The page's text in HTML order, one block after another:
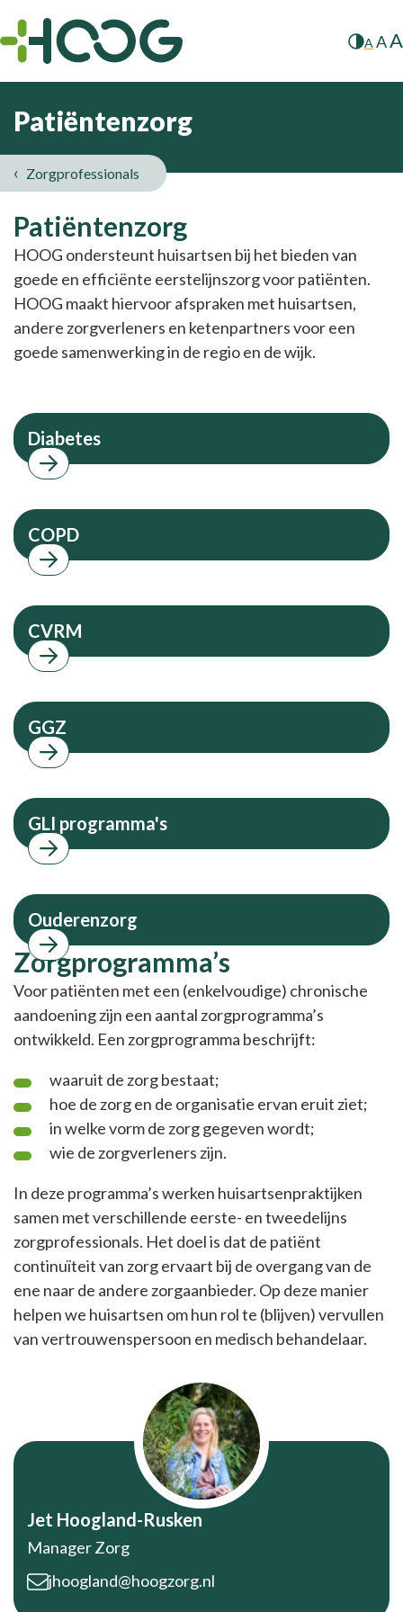
A AA
Patiëntenzorg
Zorgprofessionals
Patiëntenzorg
Patiëntenzorg
HOOG ondersteunt huisartsen bij het bieden van
goede en efficiënte eerstelijnszorg voor patiënten.
HOOG maakt hiervoor afspraken met huisartsen,
andere zorgverleners en ketenpartners voor een
goede samenwerking in de regio en de wijk.
Diabetes
COPD
CVRM
GGZ
GLI programma's
Ouderenzorg
Zorgprogramma’s
Voor patiënten met een (enkelvoudige) chronische
aandoening zijn een aantal zorgprogramma’s
ontwikkeld. Een zorgprogramma beschrijft:
waaruit de zorg bestaat;
hoe de zorg en de organisatie ervan eruit ziet;
in welke vorm de zorg gegeven wordt;
wie de zorgverleners zijn.
In deze programma’s werken huisartsenpraktijken
samen met verschillende eerste- en tweedelijns
zorgprofessionals. Het doel is dat de patiënt
continuïteit van zorg ervaart bij de overgang van de
ene naar de andere zorgaanbieder. Op deze manier
helpen we huisartsen om hun rol te (blijven) vervullen
van vertrouwenspersoon en medisch behandelaar.
Jet Hoogland-Rusken
Manager Zorg
jhoogland@hoogzorg.nl